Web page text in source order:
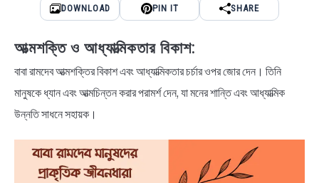
DOWNLOAD PIN IT SHARE
আত্মশক্তি ও আধ্যাত্মিকতার বিকাশ:
বাবা রামদেব আত্মশক্তির বিকাশ এবং আধ্যাত্মিকতার চর্চার ওপর জোর দেন। তিনি
মানুষকে ধ্যান এবং আত্মচিন্তন করার পরামর্শ দেন, যা মনের শান্তি এবং আধ্যাত্মিক
উন্নতি সাধনে সহায়ক।